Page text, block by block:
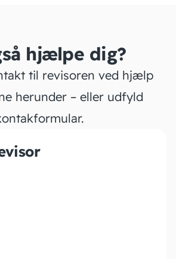
hjælpe dig?
til revisoren ved hjælp
herunder – eller udfyld